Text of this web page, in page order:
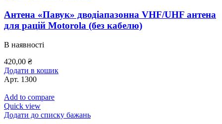
Антена «Павук» дводіапазонна VHF/UHF антена
для рацій Motorola (без кабелю)
В наявності
420,00 ₴
Додати в кошик
Арт. 1300
Add to compare
Quick view
Додати до списку бажань